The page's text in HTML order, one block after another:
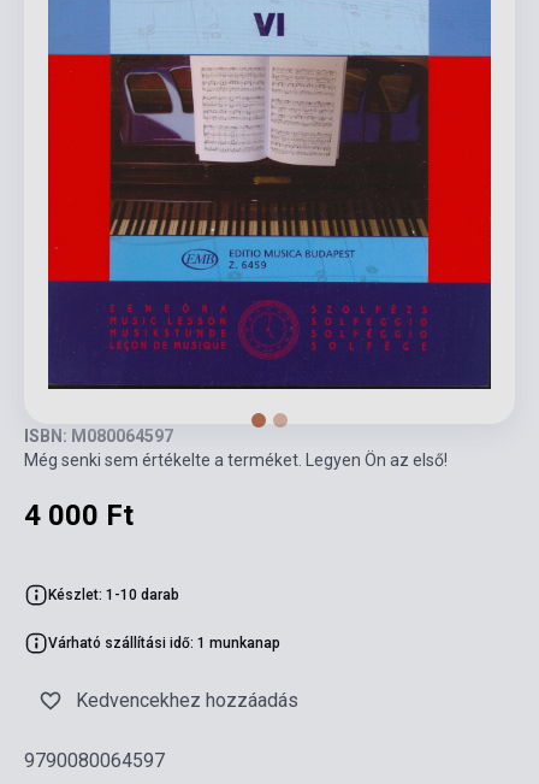
ISBN: M080064597
Még senki sem értékelte a terméket. Legyen Ön az első!
4 000 Ft
Készlet: 1-10 darab
Várható szállítási idő: 1 munkanap
Kedvencekhez hozzáadás
9790080064597